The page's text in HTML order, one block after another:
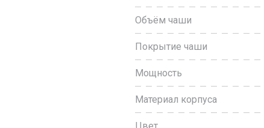
Объём чаши
Покрытие чаши
Мощность
Материал корпуса